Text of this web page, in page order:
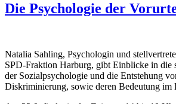
Die Psychologie der
Natalia Sahling, Psychologin und
SPD-Fraktion Harburg, gibt Einblicke in die
der Sozialpsychologie und die Entstehung
Diskriminierung, sowie deren Bedeutung